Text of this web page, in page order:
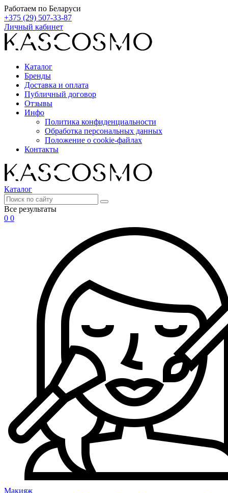
Работаем по Беларуси
+375 (29) 507-33-87
Личный кабинет
Каталог
Бренды
Доставка и оплата
Публичный договор
Отзывы
Инфо
Политика конфиденциальности
Обработка персональных данных
Положение о cookie-файлах
Контакты
Каталог
Все результаты
0 0
Макияж